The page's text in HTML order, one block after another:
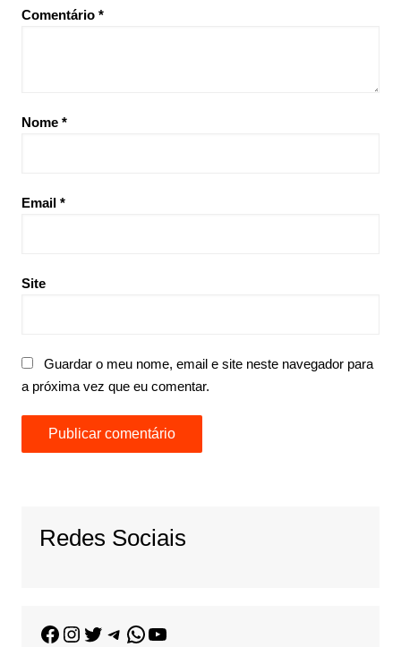
Comentário *
Nome *
Email *
Site
Guardar o meu nome, email e site neste navegador para
a próxima vez que eu comentar.
Redes Sociais